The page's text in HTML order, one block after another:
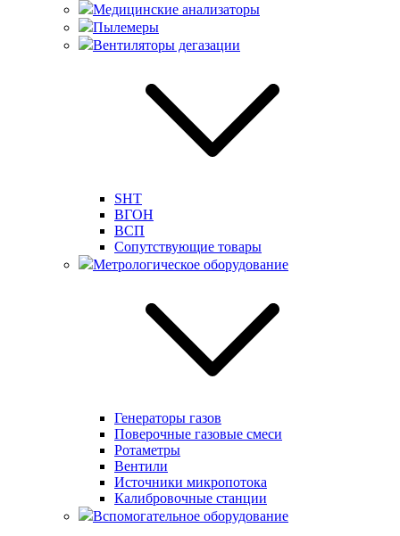
Медицинские анализаторы
Пылемеры
Вентиляторы дегазации
SHT
ВГОН
ВСП
Сопутствующие товары
Метрологическое оборудование
Генераторы газов
Поверочные газовые смеси
Ротаметры
Вентили
Источники микропотока
Калибровочные станции
Вспомогательное оборудование